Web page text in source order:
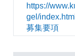
https://
gel/
募集要項